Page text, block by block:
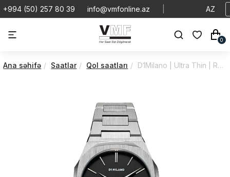
+994 (50) 257 80 39 info@vmfonline.az AZ
0
Ana səhifə Saatlar Qol saatları D1Milano | Ultra Thin | Re-Silver | UTBJ40